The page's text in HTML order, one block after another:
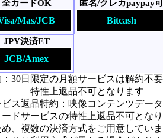
全カードOK
Mas/JCB
匿名/クレカpaypay可
Bitcash
JPY決済ET
JCB/Amex
30日限定の月額サービスは解約不
特性上返品不可となります
ス返品特約：映像コンテンツデー
ードサービスの特性上返品不可とな
、複数の決済方式をご用意してい